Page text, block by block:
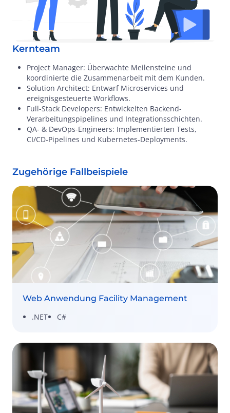
Kernteam
Project Manager: Überwachte Meilensteine und
koordinierte die Zusammenarbeit mit dem Kunden.
Solution Architect: Entwarf Microservices und
ereignisgesteuerte Workflows.
Full-Stack Developers: Entwickelten Backend-
Verarbeitungspipelines und Integrationsschichten.
QA- & DevOps-Engineers: Implementierten Tests,
CI/CD-Pipelines und Kubernetes-Deployments.
Zugehörige Fallbeispiele
Web Anwendung Facility Management
.NET
C#